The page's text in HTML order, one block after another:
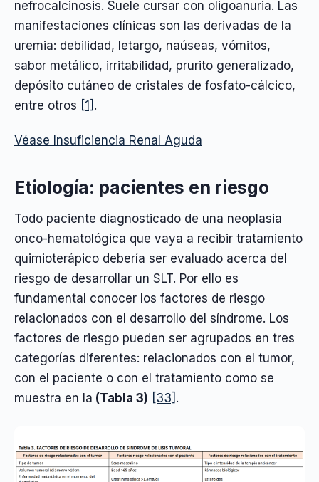
nefrocalcinosis. Suele cursar con oligoanuria. Las
manifestaciones clínicas son las derivadas de la
uremia: debilidad, letargo, naúseas, vómitos,
sabor metálico, irritabilidad, prurito generalizado,
depósito cutáneo de cristales de fosfato-cálcico,
entre otros [1] .
Véase Insuficiencia Renal Aguda
Etiología: pacientes en riesgo
Todo paciente diagnosticado de una neoplasia
onco-hematológica que vaya a recibir tratamiento
quimioterápico debería ser evaluado acerca del
riesgo de desarrollar un SLT. Por ello es
fundamental conocer los factores de riesgo
relacionados con el desarrollo del síndrome. Los
factores de riesgo pueden ser agrupados en tres
categorías diferentes: relacionados con el tumor,
con el paciente o con el tratamiento como se
muestra en la (Tabla 3) [33] .